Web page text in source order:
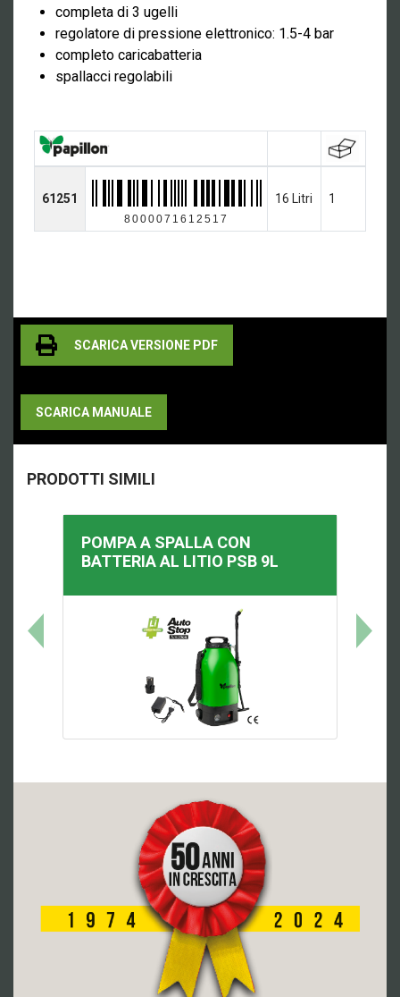
completa di 3 ugelli
regolatore di pressione elettronico: 1.5-4 bar
completo caricabatteria
spallacci regolabili
61251
8000071612517
16 Litri 1
SCARICA VERSIONE PDF
SCARICA MANUALE
PRODOTTI SIMILI
POMPA A SPALLA CON
BATTERIA AL LITIO PSB 9L